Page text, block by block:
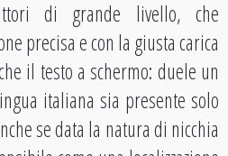
di grande livello, che
precisa e con la giusta carica
il testo a schermo: duele un
italiana sia presente solo
se data la natura di nicchia